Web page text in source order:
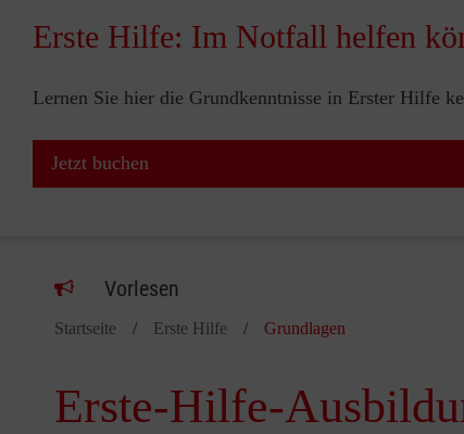
Erste Hilfe: Im Notfall helfen
Lernen Sie hier die Grundkenntnisse in Erster Hilfe
Jetzt buchen
Vorlesen
Startseite Erste Hilfe Grundlagen
Erste-Hilfe-